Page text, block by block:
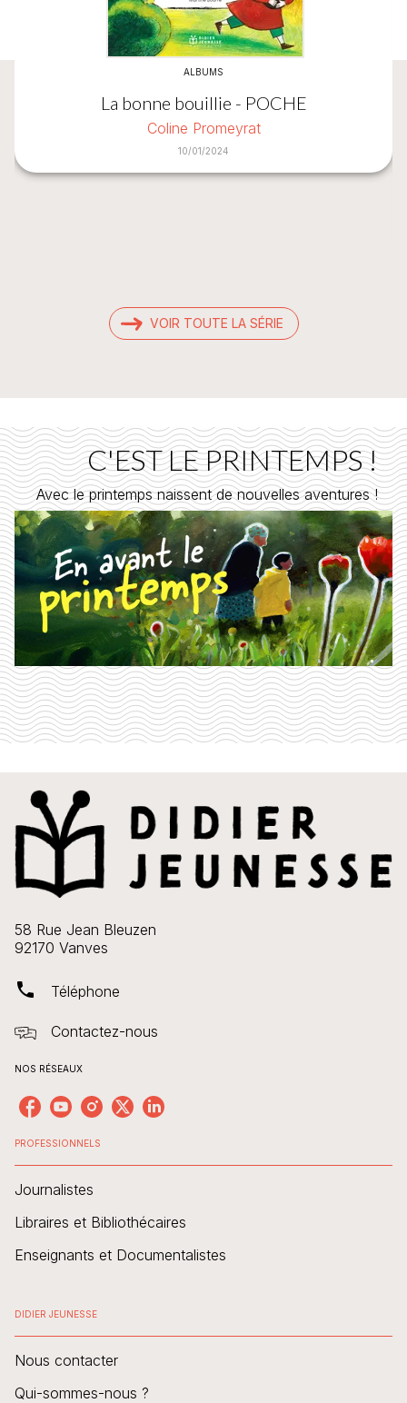
ALBUMS
La bonne bouillie - POCHE
Coline Promeyrat
10/01/2024
VOIR TOUTE LA SÉRIE
C'EST LE PRINTEMPS !
Avec le printemps naissent de nouvelles aventures !
58 Rue Jean Bleuzen
92170 Vanves
phone Téléphone
Contactez-nous
NOS RÉSEAUX
PROFESSIONNELS
Journalistes
Libraires et Bibliothécaires
Enseignants et Documentalistes
DIDIER JEUNESSE
Nous contacter
Qui-sommes-nous ?